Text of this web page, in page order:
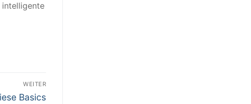
intelligente
WEITER
Basics